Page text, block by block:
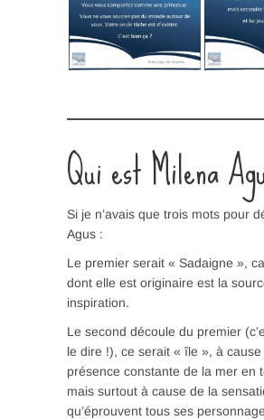
Qui est Milena
Si je n’avais que trois mots pour
Agus :
Le premier serait « Sadaigne »,
dont elle est originaire est la
inspiration.
Le second découle du premier
le dire !), ce serait « île », à
présence constante de la mer en
mais surtout à cause de la
qu’éprouvent tous ses